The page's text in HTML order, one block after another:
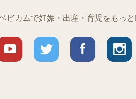
ビカムで妊娠・出産・育児をもっと